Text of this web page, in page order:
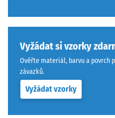
Vyžádat si vzorky
Ověřte materiál, barvu a povrch
závazků.
Vyžádat vzorky